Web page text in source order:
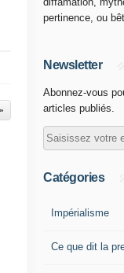
pertinence, ou
Newsletter
Abonnez-vous
articles publiés.
Catégories
Impérialisme
Ce que dit la